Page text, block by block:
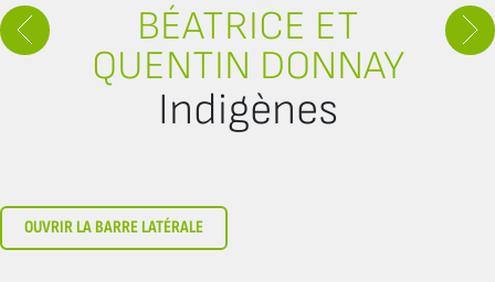
BÉATRICE ET
QUENTIN DONNAY
Indigènes
OUVRIR LA BARRE LATÉRALE